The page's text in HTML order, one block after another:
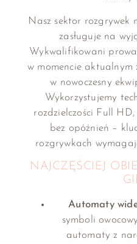
Nasz sektor rozgrywek
zasługuje na
Wykwalifikowani
w momencie aktualnym
w nowoczesny
Wykorzystujemy
rozdzielczości Full
bez opóźnień –
rozgrywkach
NAJCZĘŚCIEJ
Automaty
symboli
automaty z